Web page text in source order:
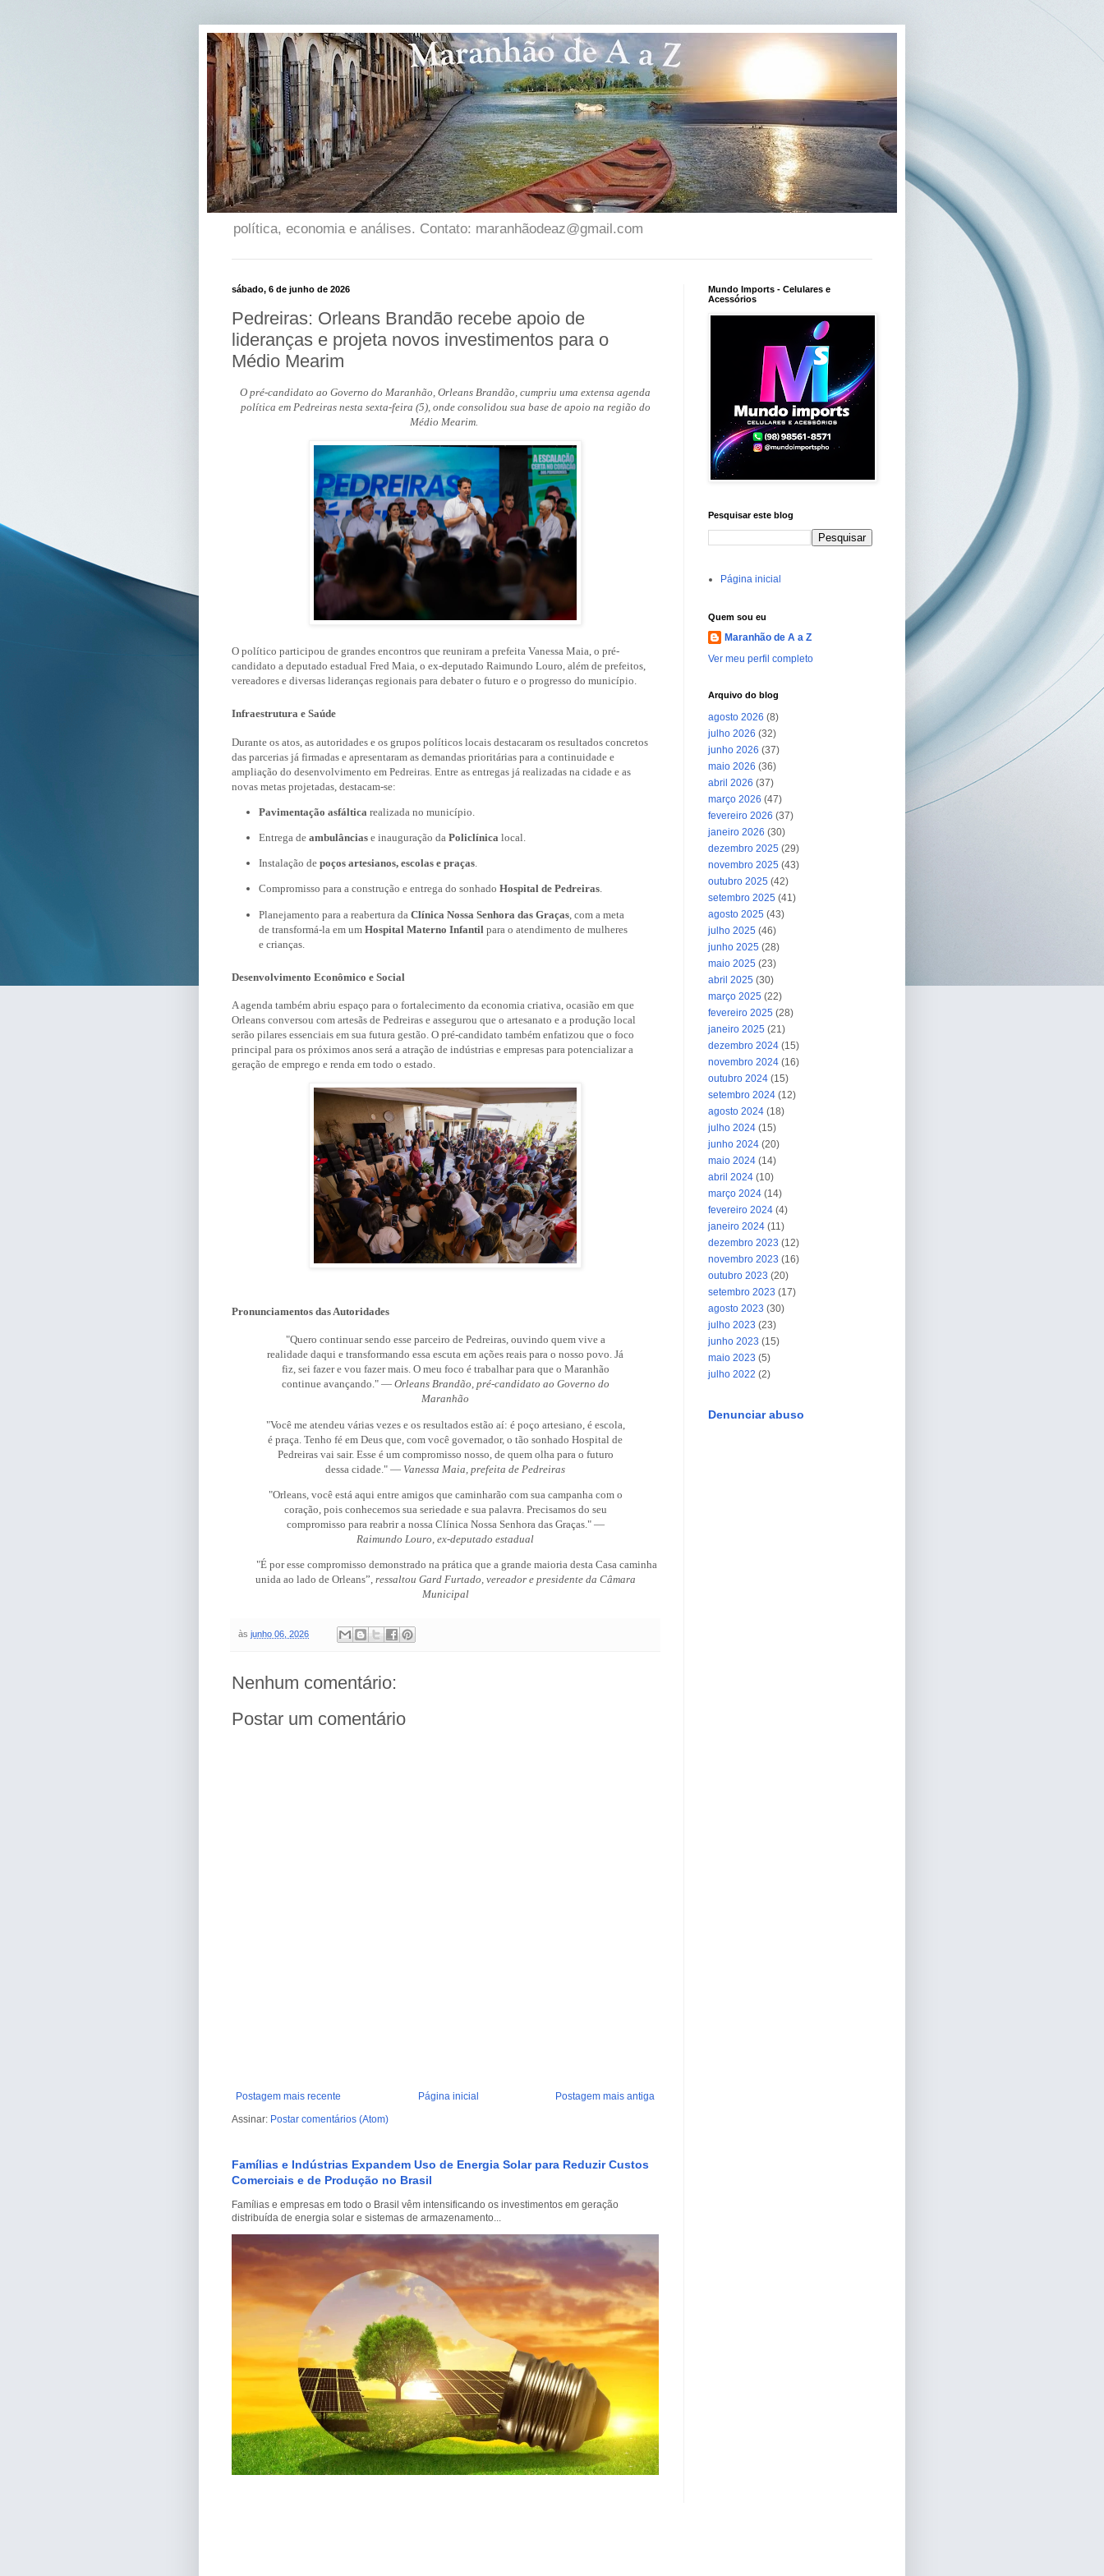
política, economia e análises. Contato: maranhãodeaz@gmail.com
sábado, 6 de junho de 2026
Pedreiras: Orleans Brandão recebe apoio de
lideranças e projeta novos investimentos para o
Médio Mearim
O pré-candidato ao Governo do Maranhão, Orleans Brandão, cumpriu uma extensa agenda
política em Pedreiras nesta sexta-feira (5), onde consolidou sua base de apoio na região do
Médio Mearim.
O político participou de grandes encontros que reuniram a prefeita Vanessa Maia, o pré-
candidato a deputado estadual Fred Maia, o ex-deputado Raimundo Louro, além de prefeitos,
vereadores e diversas lideranças regionais para debater o futuro e o progresso do município.
Infraestrutura e Saúde
Durante os atos, as autoridades e os grupos políticos locais destacaram os resultados concretos
das parcerias já firmadas e apresentaram as demandas prioritárias para a continuidade e
ampliação do desenvolvimento em Pedreiras. Entre as entregas já realizadas na cidade e as
novas metas projetadas, destacam-se:
Pavimentação asfáltica realizada no município.
Entrega de ambulâncias e inauguração da Policlínica local.
Instalação de poços artesianos, escolas e praças.
Compromisso para a construção e entrega do sonhado Hospital de Pedreiras.
Planejamento para a reabertura da Clínica Nossa Senhora das Graças , com a meta
de transformá-la em um Hospital Materno Infantil para o atendimento de mulheres
e crianças.
Desenvolvimento Econômico e Social
A agenda também abriu espaço para o fortalecimento da economia criativa, ocasião em que
Orleans conversou com artesãs de Pedreiras e assegurou que o artesanato e a produção local
serão pilares essenciais em sua futura gestão. O pré-candidato também enfatizou que o foco
principal para os próximos anos será a atração de indústrias e empresas para potencializar a
geração de emprego e renda em todo o estado.
Pronunciamentos das Autoridades
"Quero continuar sendo esse parceiro de Pedreiras, ouvindo quem vive a
realidade daqui e transformando essa escuta em ações reais para o nosso povo. Já
fiz, sei fazer e vou fazer mais. O meu foco é trabalhar para que o Maranhão
continue avançando." — Orleans Brandão, pré-candidato ao Governo do
Maranhão
"Você me atendeu várias vezes e os resultados estão aí: é poço artesiano, é escola,
é praça. Tenho fé em Deus que, com você governador, o tão sonhado Hospital de
Pedreiras vai sair. Esse é um compromisso nosso, de quem olha para o futuro
dessa cidade." — Vanessa Maia, prefeita de Pedreiras
"Orleans, você está aqui entre amigos que caminharão com sua campanha com o
coração, pois conhecemos sua seriedade e sua palavra. Precisamos do seu
compromisso para reabrir a nossa Clínica Nossa Senhora das Graças." —
Raimundo Louro, ex-deputado estadual
"É por esse compromisso demonstrado na prática que a grande maioria desta Casa caminha
unida ao lado de Orleans”, ressaltou Gard Furtado, vereador e presidente da Câmara
Municipal
às junho 06, 2026
Nenhum comentário:
Postar um comentário
Postagem mais recente Postagem mais antiga
Página inicial
Assinar: Postar comentários (Atom)
Famílias e Indústrias Expandem Uso de Energia Solar para Reduzir Custos
Comerciais e de Produção no Brasil
Famílias e empresas em todo o Brasil vêm intensificando os investimentos em geração
distribuída de energia solar e sistemas de armazenamento...
Mundo Imports - Celulares e
Acessórios
Pesquisar este blog
Página inicial
Quem sou eu
Maranhão de A a Z
Ver meu perfil completo
Arquivo do blog
agosto 2026 (8)
julho 2026 (32)
junho 2026 (37)
maio 2026 (36)
abril 2026 (37)
março 2026 (47)
fevereiro 2026 (37)
janeiro 2026 (30)
dezembro 2025 (29)
novembro 2025 (43)
outubro 2025 (42)
setembro 2025 (41)
agosto 2025 (43)
julho 2025 (46)
junho 2025 (28)
maio 2025 (23)
abril 2025 (30)
março 2025 (22)
fevereiro 2025 (28)
janeiro 2025 (21)
dezembro 2024 (15)
novembro 2024 (16)
outubro 2024 (15)
setembro 2024 (12)
agosto 2024 (18)
julho 2024 (15)
junho 2024 (20)
maio 2024 (14)
abril 2024 (10)
março 2024 (14)
fevereiro 2024 (4)
janeiro 2024 (11)
dezembro 2023 (12)
novembro 2023 (16)
outubro 2023 (20)
setembro 2023 (17)
agosto 2023 (30)
julho 2023 (23)
junho 2023 (15)
maio 2023 (5)
julho 2022 (2)
Denunciar abuso